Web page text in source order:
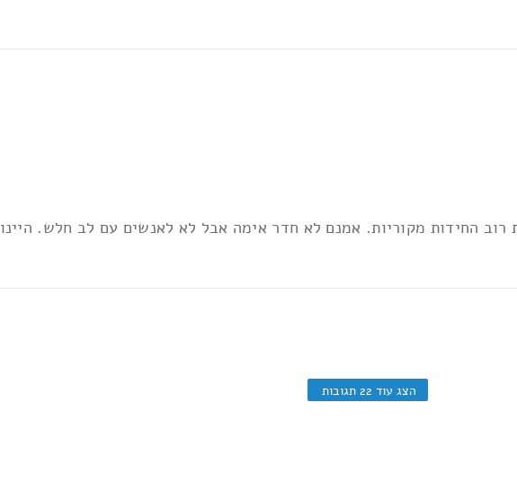
מקוריות. אמנם לא חדר אימה אבל לא לאנשים עם לב חלש. היינו 2 ונהנינו מאוד!
הצג עוד 22 תגובות